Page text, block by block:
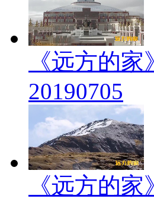
《远方的
20190705
《远方的